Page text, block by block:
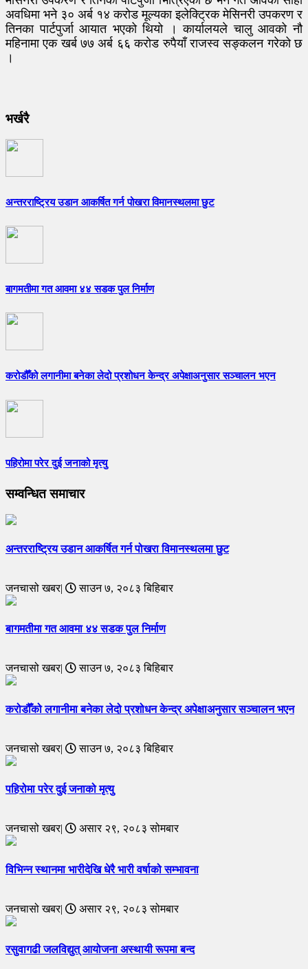
अवधिमा भने ३० अर्ब १४ करोड मूल्यका इलेक्ट्रिक मेसिनरी उपकरण र
तिनका पार्टपुर्जा आयात भएको थियो । कार्यालयले चालु आवको नौ
महिनामा एक खर्ब ७७ अर्ब ६६ करोड रुपैयाँ राजस्व सङ्कलन गरेको छ
।
भर्खरै
अन्तरराष्ट्रिय उडान आकर्षित गर्न पोखरा विमानस्थलमा छुट
बागमतीमा गत आवमा ४४ सडक पुल निर्माण
करोडौँको लगानीमा बनेका लेदो प्रशोधन केन्द्र अपेक्षाअनुसार सञ्चालन भएन
पहिरोमा परेर दुई जनाको मृत्यु
सम्वन्धित समाचार
अन्तरराष्ट्रिय उडान आकर्षित गर्न पोखरा विमानस्थलमा छुट
जनचासो खबर| साउन ७, २०८३ बिहिबार
बागमतीमा गत आवमा ४४ सडक पुल निर्माण
जनचासो खबर| साउन ७, २०८३ बिहिबार
करोडौँको लगानीमा बनेका लेदो प्रशोधन केन्द्र अपेक्षाअनुसार सञ्चालन भएन
जनचासो खबर| साउन ७, २०८३ बिहिबार
पहिरोमा परेर दुई जनाको मृत्यु
जनचासो खबर| असार २९, २०८३ सोमबार
विभिन्न स्थानमा भारीदेखि धेरै भारी वर्षाको सम्भावना
जनचासो खबर| असार २९, २०८३ सोमबार
रसुवागढी जलविद्युत् आयोजना अस्थायी रूपमा बन्द